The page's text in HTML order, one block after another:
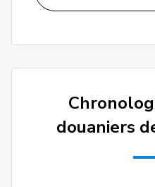
douaniers